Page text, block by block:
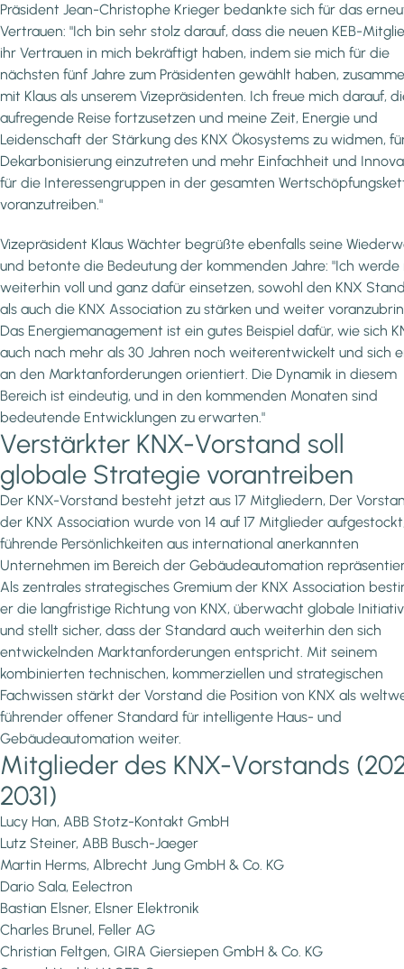
Präsident Jean-Christophe Krieger bedankte sich für das
Vertrauen: "Ich bin sehr stolz darauf, dass die neuen KEB-
ihr Vertrauen in mich bekräftigt haben, indem sie mich für die
nächsten fünf Jahre zum Präsidenten gewählt haben,
mit Klaus als unserem Vizepräsidenten. Ich freue mich darauf,
aufregende Reise fortzusetzen und meine Zeit, Energie und
Leidenschaft der Stärkung des KNX Ökosystems zu widmen,
Dekarbonisierung einzutreten und mehr Einfachheit und
für die Interessengruppen in der gesamten
voranzutreiben."
Vizepräsident Klaus Wächter begrüßte ebenfalls seine
und betonte die Bedeutung der kommenden Jahre: "Ich werde
weiterhin voll und ganz dafür einsetzen, sowohl den KNX
als auch die KNX Association zu stärken und weiter
Das Energiemanagement ist ein gutes Beispiel dafür, wie sich
auch nach mehr als 30 Jahren noch weiterentwickelt und sich
an den Marktanforderungen orientiert. Die Dynamik in diesem
Bereich ist eindeutig, und in den kommenden Monaten sind
bedeutende Entwicklungen zu erwarten."
Verstärkter KNX-Vorstand soll
globale Strategie vorantreiben
Der KNX-Vorstand besteht jetzt aus 17 Mitgliedern, Der
der KNX Association wurde von 14 auf 17 Mitglieder
führende Persönlichkeiten aus international anerkannten
Unternehmen im Bereich der Gebäudeautomation
Als zentrales strategisches Gremium der KNX Association
er die langfristige Richtung von KNX, überwacht globale
und stellt sicher, dass der Standard auch weiterhin den sich
entwickelnden Marktanforderungen entspricht. Mit seinem
kombinierten technischen, kommerziellen und strategischen
Fachwissen stärkt der Vorstand die Position von KNX als
führender offener Standard für intelligente Haus- und
Gebäudeautomation weiter.
Mitglieder des KNX-Vorstands
2031)
Lucy Han, ABB Stotz-Kontakt GmbH
Lutz Steiner, ABB Busch-Jaeger
Martin Herms, Albrecht Jung GmbH & Co. KG
Dario Sala, Eelectron
Bastian Elsner, Elsner Elektronik
Charles Brunel, Feller AG
Christian Feltgen, GIRA Giersiepen GmbH & Co. KG